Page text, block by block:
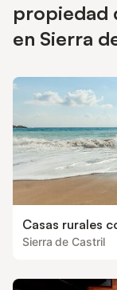
propiedad
en Sierra
Casas rurales
Sierra de Castril